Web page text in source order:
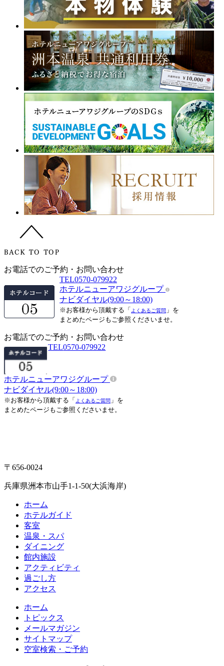
お電話でのご予約・お問い合わせ
TEL0570-079922
ホテルニューアワジグループ
ナビダイヤル(9:00～18:00)
※お客様から頂戴する「 よくあるご質問 」を
まとめたページもご参照くださいませ。
お電話でのご予約・お問い合わせ
TEL0570-079922
ホテルニューアワジグループ
ナビダイヤル(9:00～18:00)
※お客様から頂戴する「 よくあるご質問 」を
まとめたページもご参照くださいませ。
〒656-0024
兵庫県洲本市山手1-1-50(大浜海岸)
ホーム
ホテルガイド
客室
温泉・スパ
ダイニング
館内施設
アクティビティ
過ごし方
アクセス
ホーム
トピックス
メールマガジン
サイトマップ
空室検索・ご予約